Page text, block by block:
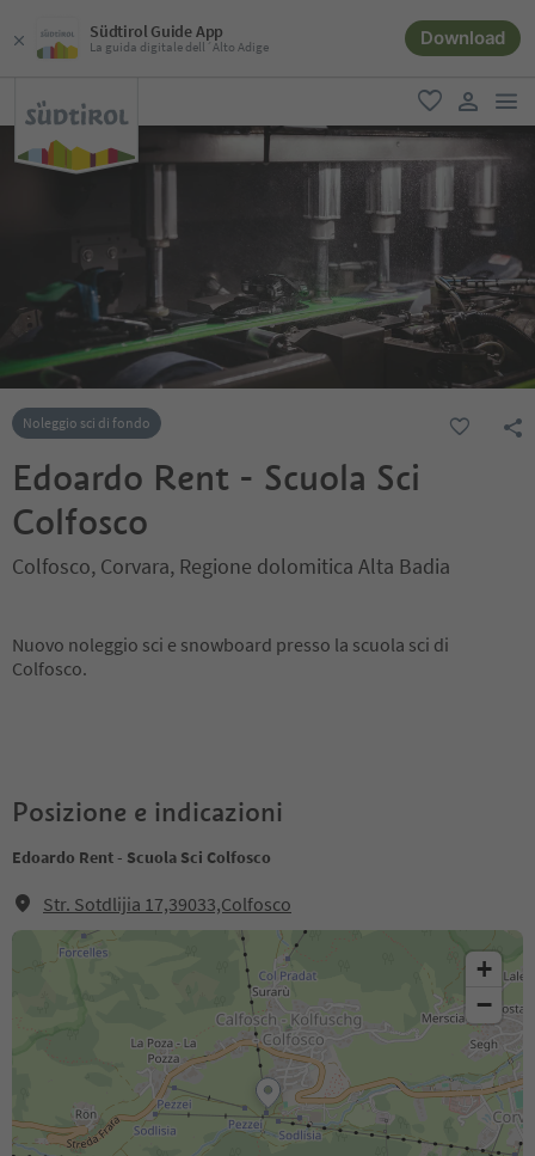
Südtirol Guide App
La guida digitale dell´Alto Adige Download
favoriti
user link
Noleggio sci di fondo
Edoardo Rent - Scuola Sci
Colfosco
Colfosco, Corvara, Regione dolomitica Alta Badia
Nuovo noleggio sci e snowboard presso la scuola sci di
Colfosco.
Posizione e indicazioni
Edoardo Rent - Scuola Sci Colfosco
Str. Sotdlijia 17,39033,Colfosco
+
−